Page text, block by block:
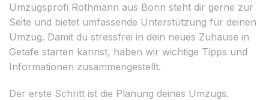
Umzugsprofi Rothmann aus Bonn steht dir gerne zur
Seite und bietet umfassende Unterstützung für deinen
Umzug. Damit du stressfrei in dein neues Zuhause in
Getafe starten kannst, haben wir wichtige Tipps und
Informationen zusammengestellt.
Der erste Schritt ist die Planung deines Umzugs.